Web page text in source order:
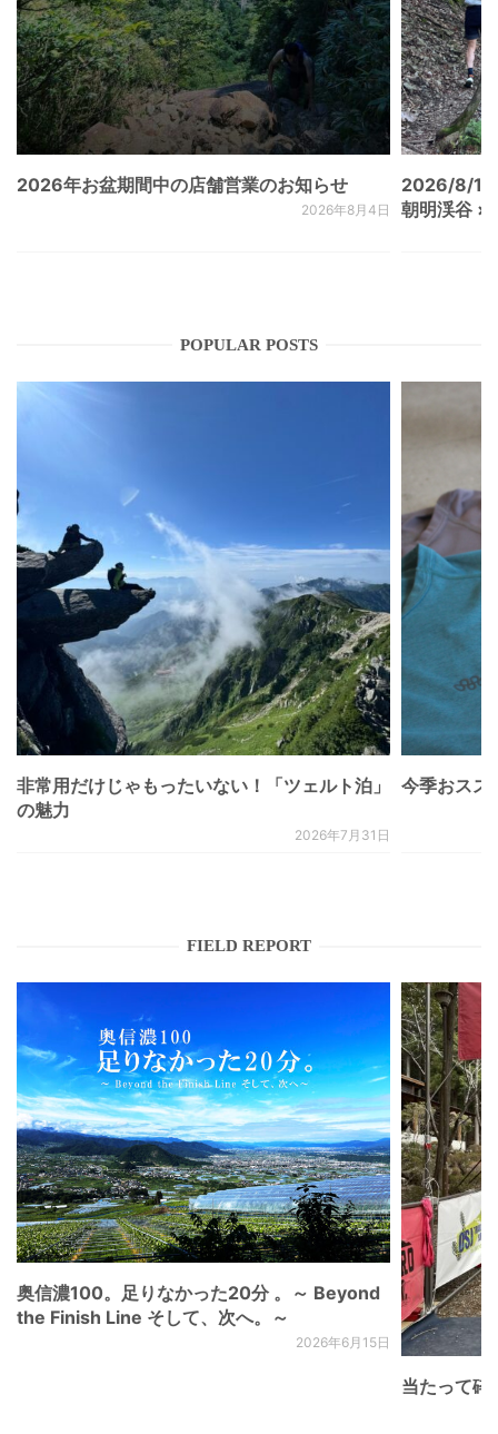
2026年お盆期間中の店舗営業のお知らせ
2026年8月4日
2026/8/
朝明渓谷 ×
POPULAR POSTS
非常用だけじゃもったいない！「ツェルト泊」
の魅力
2026年7月31日
今季おスス
FIELD REPORT
奥信濃100。足りなかった20分 。～ Beyond
the Finish Line そして、次へ。～
2026年6月15日
当たって砕